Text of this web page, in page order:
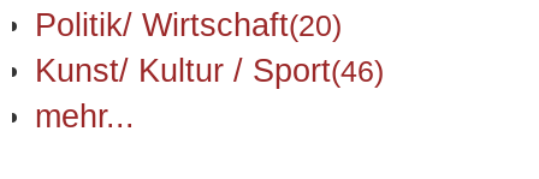
Politik/ Wirtschaft(20)
Kunst/ Kultur / Sport(46)
mehr...